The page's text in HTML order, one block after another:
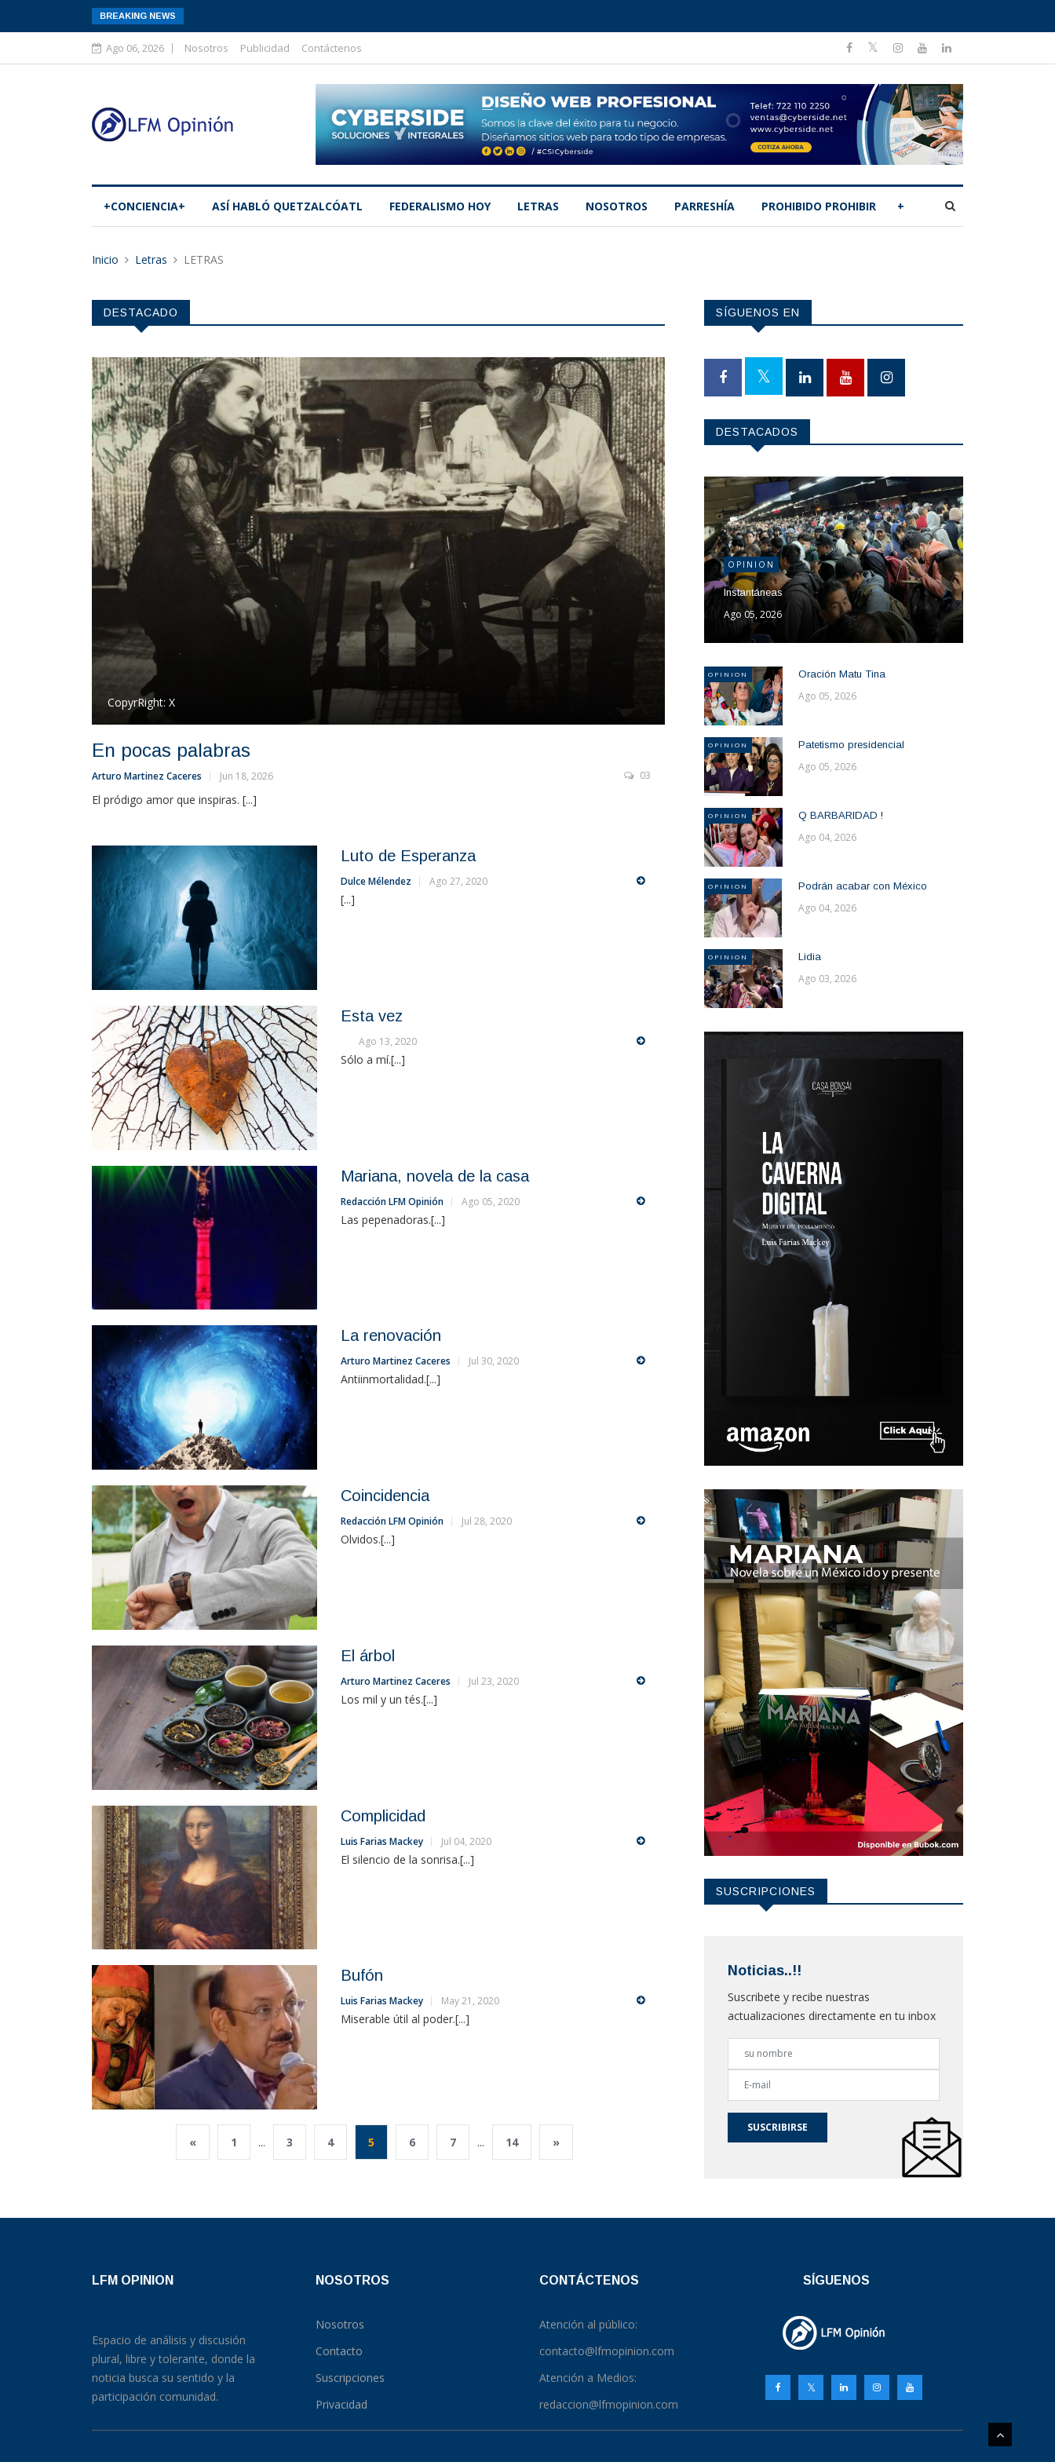
BREAKING NEWS
Ago 06, 2026 Nosotros Publicidad Contáctenos
+CONCIENCIA+ ASÍ­ HABLÓ QUETZALCÓATL FEDERALISMO HOY LETRAS NOSOTROS PARRESHÍA PROHIBIDO PROHIBIR +
Inicio Letras LETRAS
DESTACADO
CopyrRight: X
En pocas palabras
Arturo Martinez Caceres Jun 18, 2026 03
El pródigo amor que inspiras. [...]
Luto de Esperanza
Dulce Mélendez Ago 27, 2020
[...]
Esta vez
Ago 13, 2020
Sólo a mí.[...]
Mariana, novela de la casa
Redacción LFM Opinión Ago 05, 2020
Las pepenadoras.[...]
La renovación
Arturo Martinez Caceres Jul 30, 2020
Antiinmortalidad.[...]
Coincidencia
Redacción LFM Opinión Jul 28, 2020
Olvidos.[...]
El árbol
Arturo Martinez Caceres Jul 23, 2020
Los mil y un tés.[...]
Complicidad
Luis Farias Mackey Jul 04, 2020
El silencio de la sonrisa.[...]
Bufón
Luis Farias Mackey May 21, 2020
Miserable útil al poder.[...]
« 1 ... 3 4 5 6 7 ... 14 »
SÍGUENOS EN
DESTACADOS
OPINION
Instantáneas
Ago 05, 2026
OPINION Oración Matu Tina
Ago 05, 2026
OPINION Patetismo presidencial
Ago 05, 2026
OPINION Q BARBARIDAD !
Ago 04, 2026
OPINION Podrán acabar con México
Ago 04, 2026
OPINION Lidia
Ago 03, 2026
SUSCRIPCIONES
Noticias..!!
Suscribete y recibe nuestras
actualizaciones directamente en tu inbox
SUSCRIBIRSE
LFM OPINION
Espacio de análisis y discusión
plural, libre y tolerante, donde la
noticia busca su sentido y la
participación comunidad.
NOSOTROS
Nosotros
Contacto
Suscripciones
Privacidad
CONTÁCTENOS
Atención al público:
contacto@lfmopinion.com
Atención a Medios:
redaccion@lfmopinion.com
SÍGUENOS